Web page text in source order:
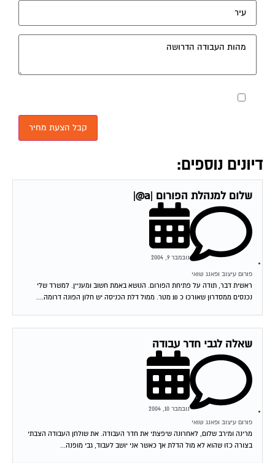
דיונים נוספים:
שלום למנהלת הפורום |a@|
פורום עיצוב ופאנג שואי
נובמבר 9, 2004
ראשית דבר, תודה על פתיחת הפורום. הנושא באמת חשוב ומעניין. למשרד שלי
נכנסים ממסדרון שאורכו כ 10 מטר. ממול דלת הכניסה יש חלון הפונה דרומה....
שאלה לגבי חדר עבודה
פורום עיצוב ופאנג שואי
נובמבר 10, 2004
מרינה ומירב שלום, לאחרונה שיפצתי את חדר העבודה. את שולחן העבודה הצבתי
בצורה כזו שהוא לא מול הדלת אך כאשר אני יושב לעבוד, גבי מופנה...